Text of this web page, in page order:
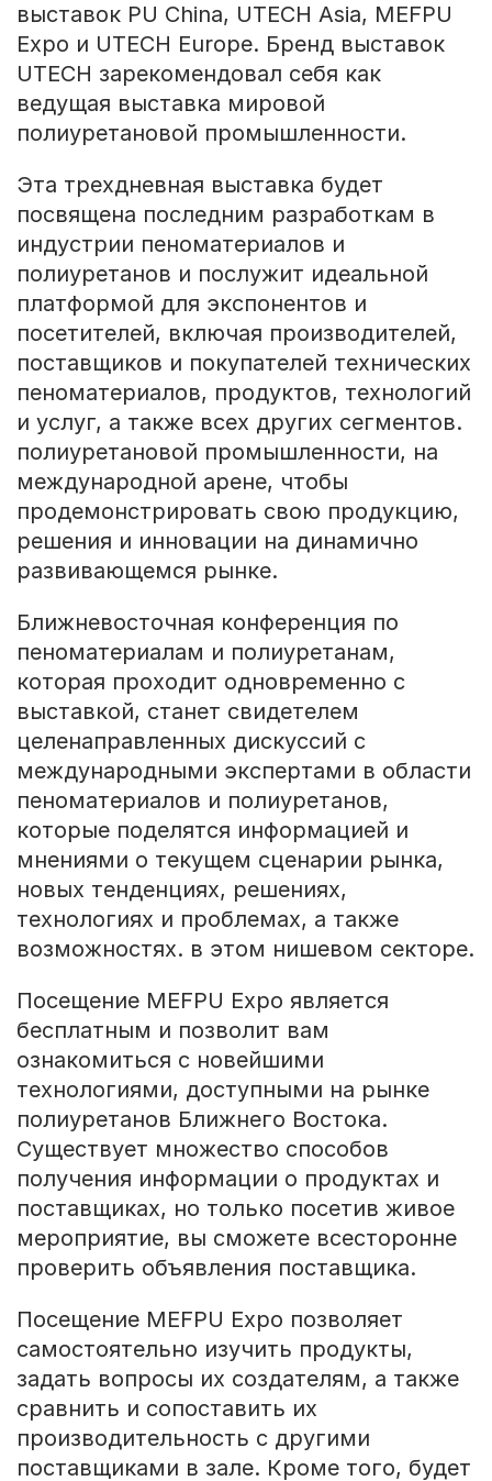
выставок PU China, UTECH Asia, MEFPU
Expo и UTECH Europe. Бренд выставок
UTECH зарекомендовал себя как
ведущая выставка мировой
полиуретановой промышленности.
Эта трехдневная выставка будет
посвящена последним разработкам в
индустрии пеноматериалов и
полиуретанов и послужит идеальной
платформой для экспонентов и
посетителей, включая производителей,
поставщиков и покупателей технических
пеноматериалов, продуктов, технологий
и услуг, а также всех других сегментов.
полиуретановой промышленности, на
международной арене, чтобы
продемонстрировать свою продукцию,
решения и инновации на динамично
развивающемся рынке.
Ближневосточная конференция по
пеноматериалам и полиуретанам,
которая проходит одновременно с
выставкой, станет свидетелем
целенаправленных дискуссий с
международными экспертами в области
пеноматериалов и полиуретанов,
которые поделятся информацией и
мнениями о текущем сценарии рынка,
новых тенденциях, решениях,
технологиях и проблемах, а также
возможностях. в этом нишевом секторе.
Посещение MEFPU Expo является
бесплатным и позволит вам
ознакомиться с новейшими
технологиями, доступными на рынке
полиуретанов Ближнего Востока.
Существует множество способов
получения информации о продуктах и
поставщиках, но только посетив живое
мероприятие, вы сможете всесторонне
проверить объявления поставщика.
Посещение MEFPU Expo позволяет
самостоятельно изучить продукты,
задать вопросы их создателям, а также
сравнить и сопоставить их
производительность с другими
поставщиками в зале. Кроме того, будет